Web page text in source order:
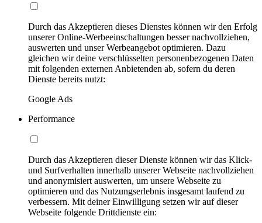
Durch das Akzeptieren dieses Dienstes können wir den Erfolg
unserer Online-Werbeeinschaltungen besser nachvollziehen,
auswerten und unser Werbeangebot optimieren. Dazu
gleichen wir deine verschlüsselten personenbezogenen Daten
mit folgenden externen Anbietenden ab, sofern du deren
Dienste bereits nutzt:
Google Ads
Performance
Durch das Akzeptieren dieser Dienste können wir das Klick-
und Surfverhalten innerhalb unserer Webseite nachvollziehen
und anonymisiert auswerten, um unsere Webseite zu
optimieren und das Nutzungserlebnis insgesamt laufend zu
verbessern. Mit deiner Einwilligung setzen wir auf dieser
Webseite folgende Drittdienste ein: